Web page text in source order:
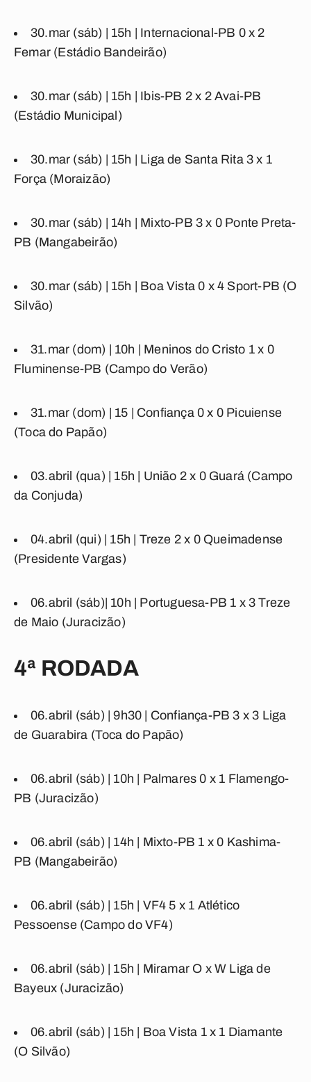
30.mar (sáb) 15h | Internacional-PB 0x 2
Femar (Estádio Bandeirão)
30.mar (sáb) 15h | Ibis-PB 2x 2Avai-PB
(Estádio Municipal)
30.mar (sáb) 15h | Liga de Santa Rita3x 1
Força (Moraizão)
30.mar (sáb) | 14h | Mixto-PB 3x 0 Ponte Preta-
PB (Mangabeirão)
30.mar (sáb) | 15h | Boa Vista 0 x4 Sport-PB (O
Silvão)
31.mar (dom) 10h | Meninos do Cristo 1x 0
Fluminense-PB (Campo do Verão)
31.mar (dom) 15 | Confiança0x 0 Picuiense
(Toca do Papão)
03.abril (qua) | 15h | União 2x 0 Guará (Campo
da Conjuda)
04.abril (qui) | 15h | Treze 2x 0 Queimadense
(Presidente Vargas)
06.abril (sáb) 10h | Portuguesa-PB 1 x3Treze
de Maio (Juracizão)
4ª RODADA
06.abril (sáb) | 9h30 | Confiança-PB 3 x 3 Liga
de Guarabira (Toca do Papão)
06.abril (sáb) | 10h | Palmares0 x 1 Flamengo-
PB (Juracizão)
06.abril (sáb) | 14h | Mixto-PB 1 x 0 Kashima-
PB (Mangabeirão)
06.abril (sáb) | 15h | VF4 5 x 1 Atlético
Pessoense (Campo do VF4)
06.abril (sáb) | 15h | Miramar O xW Liga de
Bayeux (Juracizão)
06.abril (sáb) | 15h | Boa Vista 1x 1 Diamante
(O Silvão)